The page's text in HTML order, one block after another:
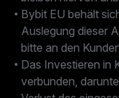
Bybit EU behält
Auslegung dieser
bitte an den
Das Investieren in
verbunden,